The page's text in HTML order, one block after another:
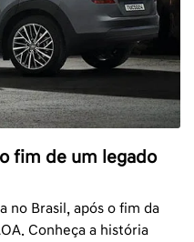
fim de um legado
no Brasil, após o fim da
Conheça a história